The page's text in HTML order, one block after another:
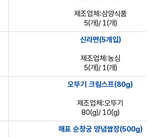
제조업체:삼양식품
5(개)/ 1(개)
신라면(5개입)
제조업체:농심
5(개)/ 1(개)
오뚜기 크림스프(80g)
제조업체:오뚜기
80(g)/ 10(g)
해표 순창궁 양념쌈장(500g)